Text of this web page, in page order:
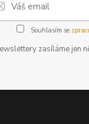
Souhlasím se
zasíláme jen